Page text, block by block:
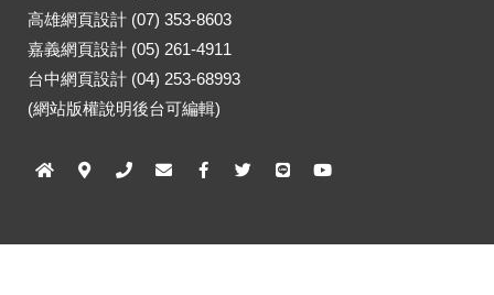
高雄網頁設計 (07) 353-8603
嘉義網頁設計 (05) 261-4911
台中網頁設計 (04) 253-68993
(網站版權說明後台可編輯)